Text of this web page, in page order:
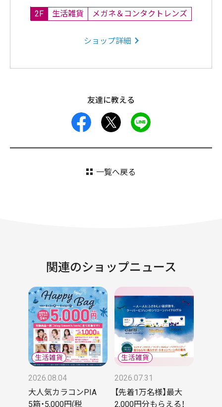
2F 生活雑貨 メガネ＆コンタクトレンズ
ショップ詳細
友達に教える
facebook
一覧へ戻る
関連のショップニュース
2026.08.04
大人気カラコンPIA
5箱・5,000円(税
2026.07.31
【先着1万名様】最大
2,000円分もらえる！